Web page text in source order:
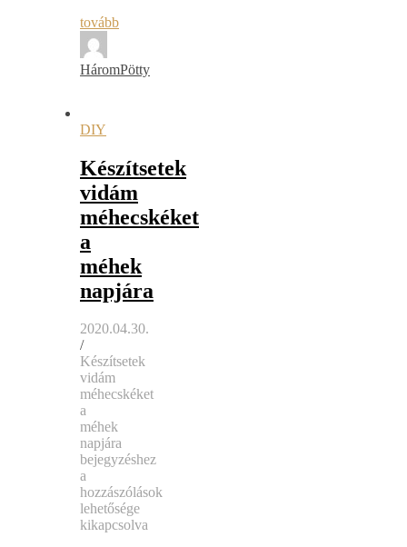
tovább
HáromPötty
DIY
Készítsetek
vidám
méhecskéket
a
méhek
napjára
2020.04.30.
/
Készítsetek
vidám
méhecskéket
a
méhek
napjára
bejegyzéshez
a
hozzászólások
lehetősége
kikapcsolva